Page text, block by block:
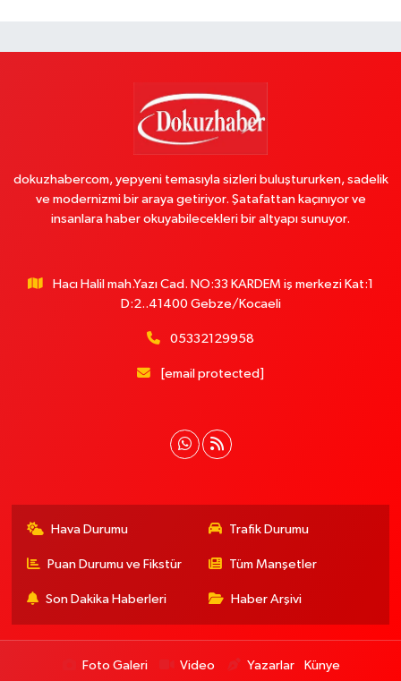
dokuzhabercom, yepyeni temasıyla sizleri buluştururken, sadelik
ve modernizmi bir araya getiriyor. Şatafattan kaçınıyor ve
insanlara haber okuyabilecekleri bir altyapı sunuyor.
Hacı Halil mah.Yazı Cad. NO:33 KARDEM iş merkezi Kat:1
D:2..41400 Gebze/Kocaeli
05332129958
[email protected]
Hava Durumu Trafik Durumu
Puan Durumu ve Fikstür Tüm Manşetler
Son Dakika Haberleri Haber Arşivi
Foto Galeri Video Yazarlar Künye